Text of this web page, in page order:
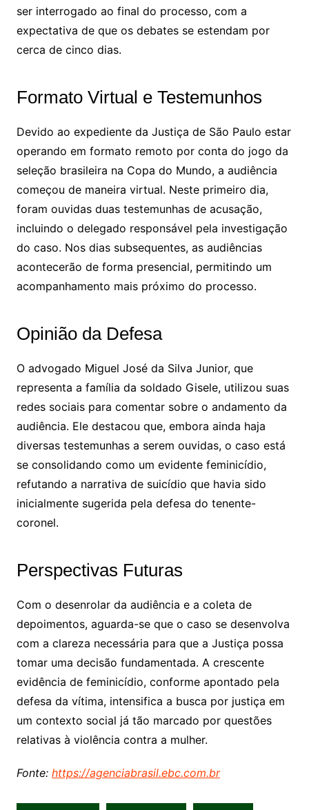
ser interrogado ao final do processo, com a
expectativa de que os debates se estendam por
cerca de cinco dias.
Formato Virtual e Testemunhos
Devido ao expediente da Justiça de São Paulo estar
operando em formato remoto por conta do jogo da
seleção brasileira na Copa do Mundo, a audiência
começou de maneira virtual. Neste primeiro dia,
foram ouvidas duas testemunhas de acusação,
incluindo o delegado responsável pela investigação
do caso. Nos dias subsequentes, as audiências
acontecerão de forma presencial, permitindo um
acompanhamento mais próximo do processo.
Opinião da Defesa
O advogado Miguel José da Silva Junior, que
representa a família da soldado Gisele, utilizou suas
redes sociais para comentar sobre o andamento da
audiência. Ele destacou que, embora ainda haja
diversas testemunhas a serem ouvidas, o caso está
se consolidando como um evidente feminicídio,
refutando a narrativa de suicídio que havia sido
inicialmente sugerida pela defesa do tenente-
coronel.
Perspectivas Futuras
Com o desenrolar da audiência e a coleta de
depoimentos, aguarda-se que o caso se desenvolva
com a clareza necessária para que a Justiça possa
tomar uma decisão fundamentada. A crescente
evidência de feminicídio, conforme apontado pela
defesa da vítima, intensifica a busca por justiça em
um contexto social já tão marcado por questões
relativas à violência contra a mulher.
Fonte: https://agenciabrasil.ebc.com.br